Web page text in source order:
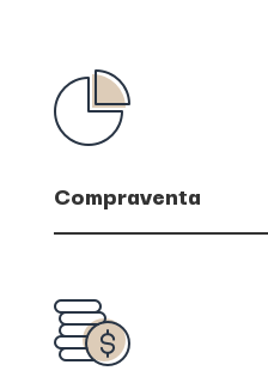
Compraventa